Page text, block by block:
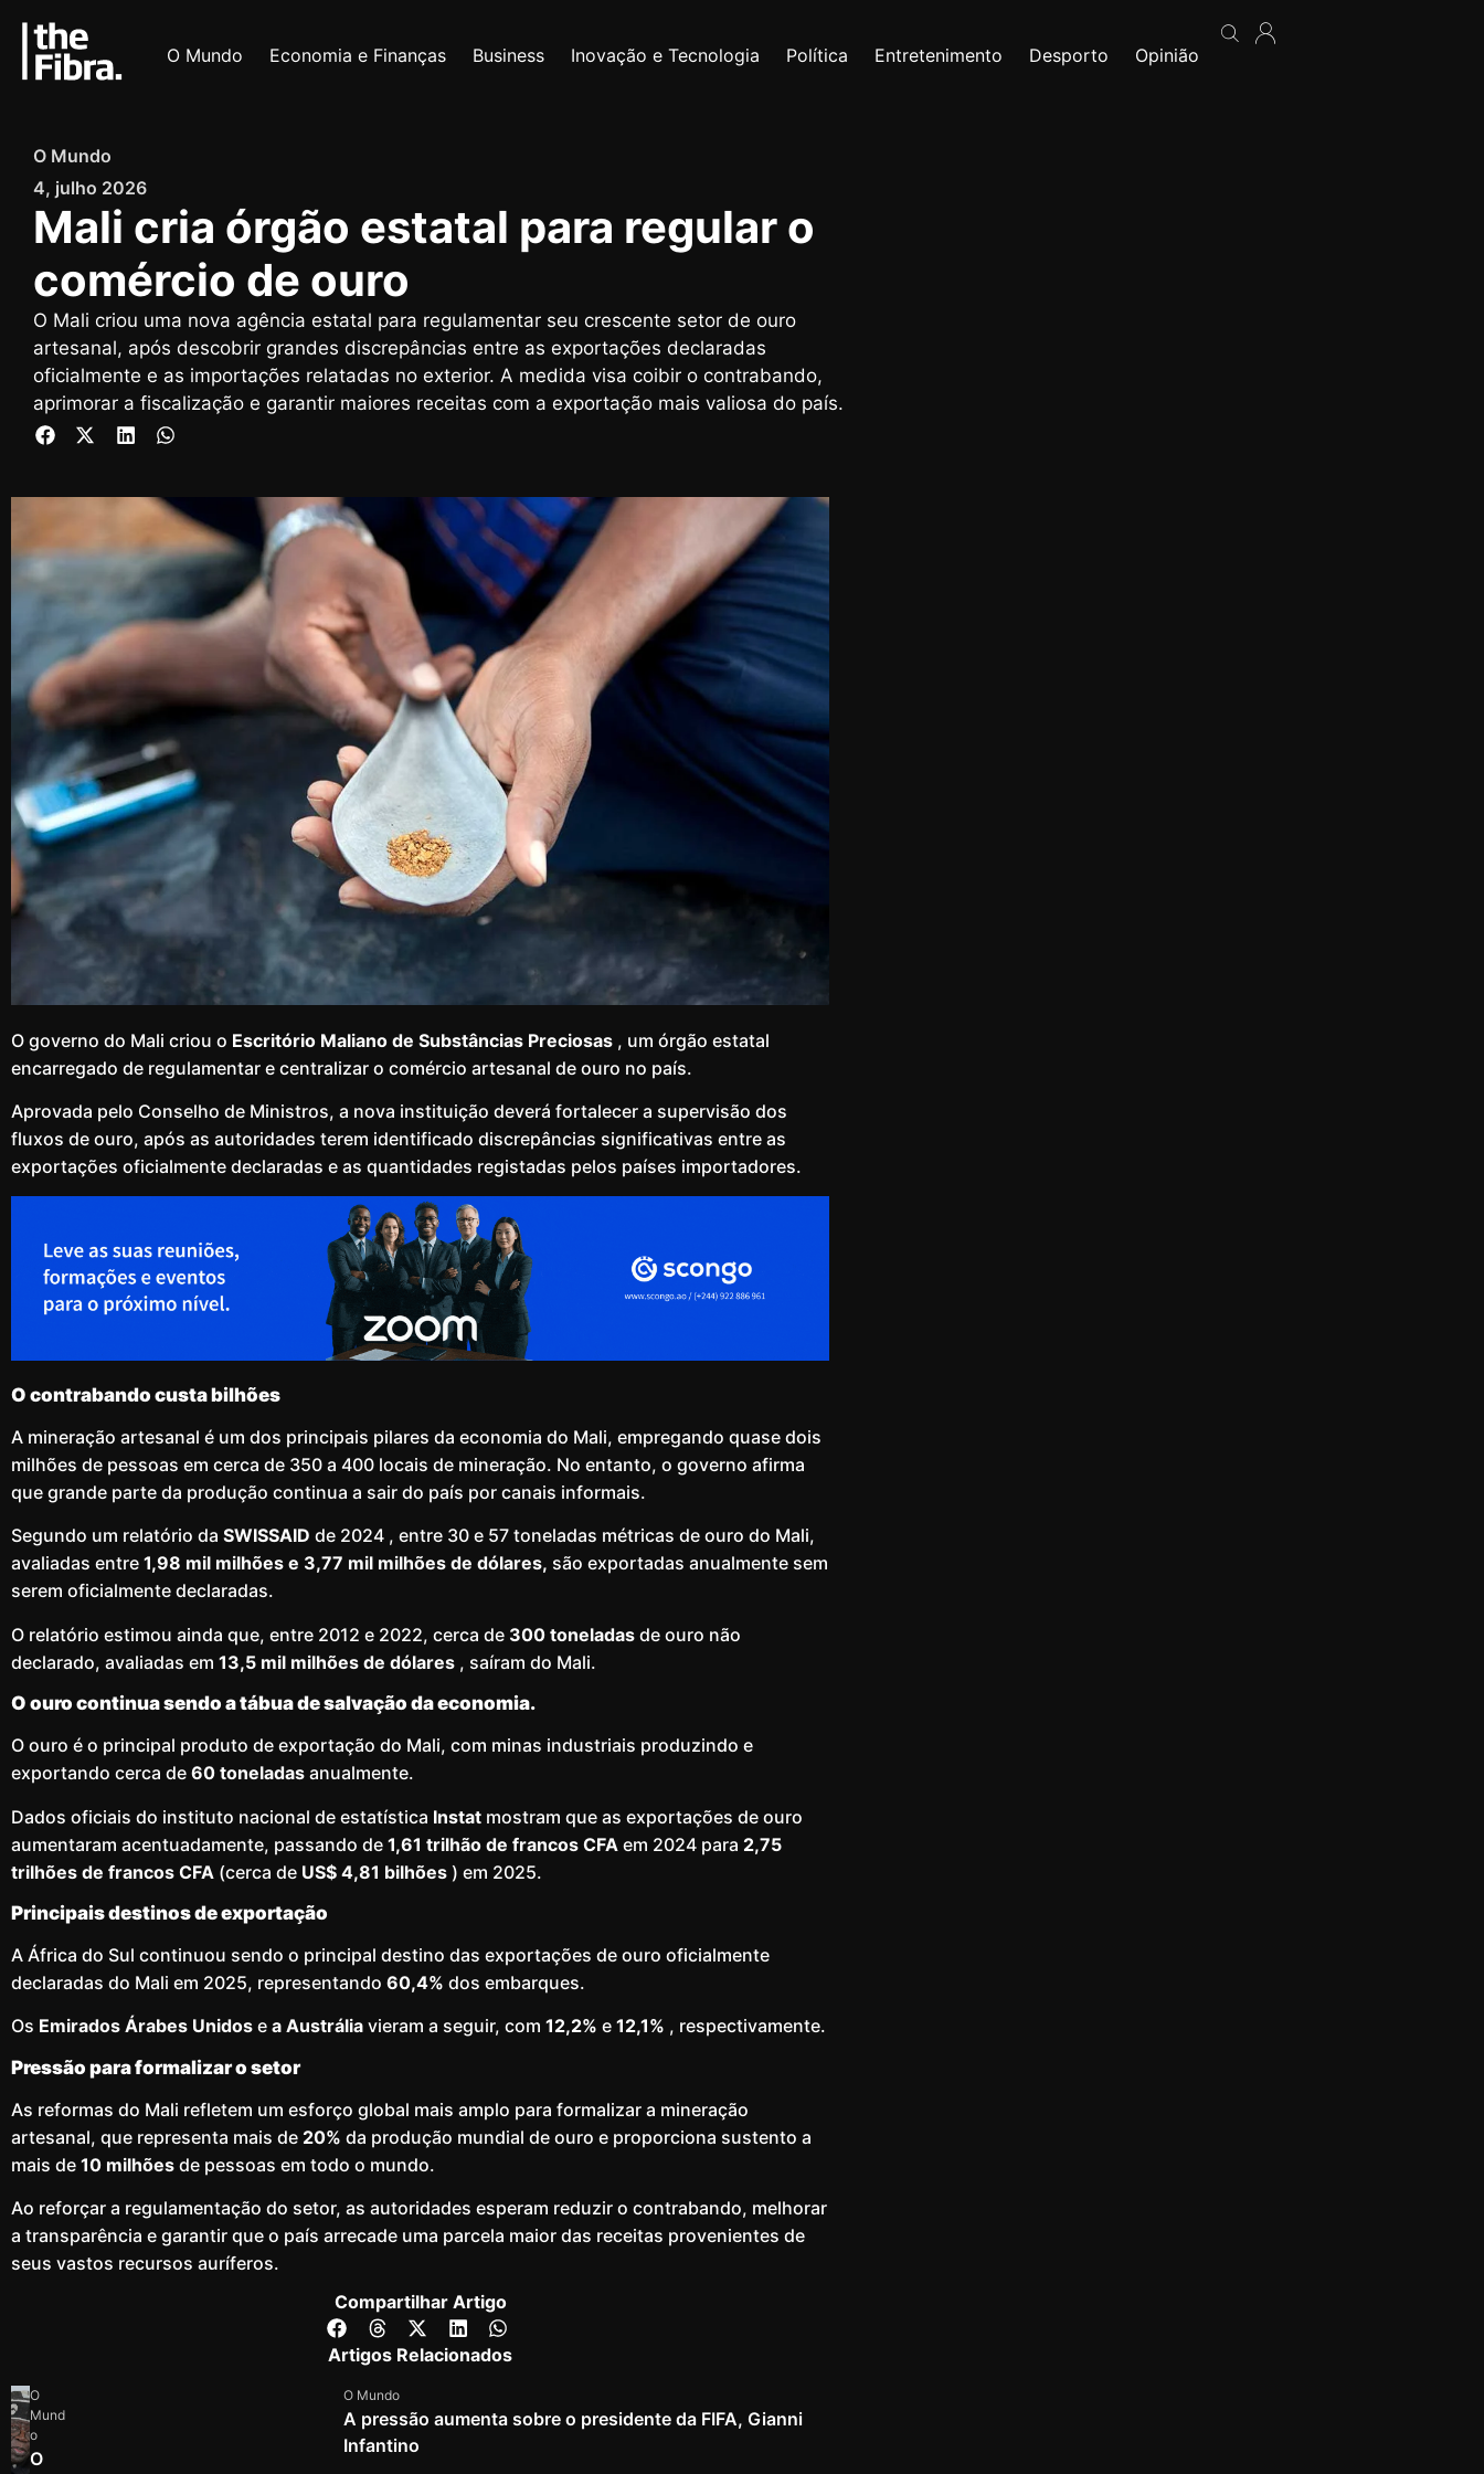
O Mundo Economia e Finanças Business Inovação e Tecnologia Política Entretenimento Desporto Opinião
O Mundo
4, julho 2026
Mali cria órgão estatal para regular o
comércio de ouro
O Mali criou uma nova agência estatal para regulamentar seu crescente setor de ouro
artesanal, após descobrir grandes discrepâncias entre as exportações declaradas
oficialmente e as importações relatadas no exterior. A medida visa coibir o contrabando,
aprimorar a fiscalização e garantir maiores receitas com a exportação mais valiosa do país.
O governo do Mali criou o Escritório Maliano de Substâncias Preciosas , um órgão estatal
encarregado de regulamentar e centralizar o comércio artesanal de ouro no país.
Aprovada pelo Conselho de Ministros, a nova instituição deverá fortalecer a supervisão dos
fluxos de ouro, após as autoridades terem identificado discrepâncias significativas entre as
exportações oficialmente declaradas e as quantidades registadas pelos países importadores.
O contrabando custa bilhões
A mineração artesanal é um dos principais pilares da economia do Mali, empregando quase dois
milhões de pessoas em cerca de 350 a 400 locais de mineração. No entanto, o governo afirma
que grande parte da produção continua a sair do país por canais informais.
Segundo um relatório da SWISSAID de 2024 , entre 30 e 57 toneladas métricas de ouro do Mali,
avaliadas entre 1,98 mil milhões e 3,77 mil milhões de dólares, são exportadas anualmente sem
serem oficialmente declaradas.
O relatório estimou ainda que, entre 2012 e 2022, cerca de 300 toneladas de ouro não
declarado, avaliadas em 13,5 mil milhões de dólares , saíram do Mali.
O ouro continua sendo a tábua de salvação da economia.
O ouro é o principal produto de exportação do Mali, com minas industriais produzindo e
exportando cerca de 60 toneladas anualmente.
Dados oficiais do instituto nacional de estatística Instat mostram que as exportações de ouro
aumentaram acentuadamente, passando de 1,61 trilhão de francos CFA em 2024 para 2,75
trilhões de francos CFA (cerca de US$ 4,81 bilhões ) em 2025.
Principais destinos de exportação
A África do Sul continuou sendo o principal destino das exportações de ouro oficialmente
declaradas do Mali em 2025, representando 60,4% dos embarques.
Os Emirados Árabes Unidos e a Austrália vieram a seguir, com 12,2% e 12,1% , respectivamente.
Pressão para formalizar o setor
As reformas do Mali refletem um esforço global mais amplo para formalizar a mineração
artesanal, que representa mais de 20% da produção mundial de ouro e proporciona sustento a
mais de 10 milhões de pessoas em todo o mundo.
Ao reforçar a regulamentação do setor, as autoridades esperam reduzir o contrabando, melhorar
a transparência e garantir que o país arrecade uma parcela maior das receitas provenientes de
seus vastos recursos auríferos.
Compartilhar Artigo
Artigos Relacionados
O
Mund
o
O
O Mundo
A pressão aumenta sobre o presidente da FIFA, Gianni
Infantino